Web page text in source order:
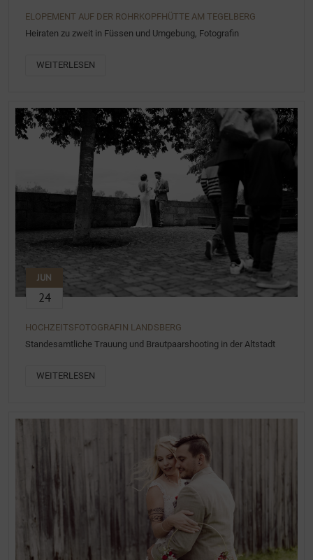
ELOPEMENT AUF DER ROHRKOPFHÜTTE AM TEGELBERG
Heiraten zu zweit in Füssen und Umgebung, Fotografin
WEITERLESEN
JUN
24
HOCHZEITSFOTOGRAFIN LANDSBERG
Standesamtliche Trauung und Brautpaarshooting in der Altstadt
WEITERLESEN